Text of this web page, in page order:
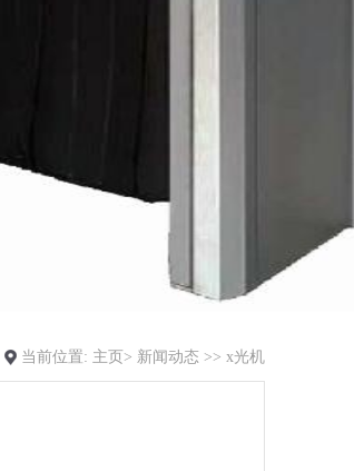
当前位置: 主页> 新闻动态 >> x光机